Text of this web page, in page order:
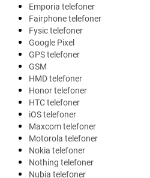
Emporia telefoner
Fairphone telefoner
Fysic telefoner
Google Pixel
GPS telefoner
GSM
HMD telefoner
Honor telefoner
HTC telefoner
iOS telefoner
Maxcom telefoner
Motorola telefoner
Nokia telefoner
Nothing telefoner
Nubia telefoner